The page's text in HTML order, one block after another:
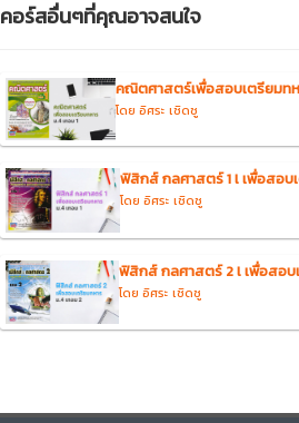
คอร์สอื่นๆที่คุณอาจสนใจ
คณิตศาสตร์เพื่อสอบเตรียมทห
โดย อิศระ เชิดชู
ฟิสิกส์ กลศาสตร์ 1 l เพื่อสอบ
โดย อิศระ เชิดชู
ฟิสิกส์ กลศาสตร์ 2 l เพื่อสอบ
โดย อิศระ เชิดชู